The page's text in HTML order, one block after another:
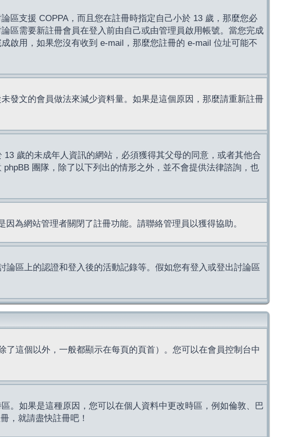
區支援 COPPA，而且您在註冊時指定自己小於 13 歲，那麼您必
區需要新註冊會員在登入前由自己或由管理員啟用帳號。當您完成
啟用，如果您沒有收到 e-mail，那麼您註冊的 e-mail 位址可能不
發文的會員做法來減少資料量。如果是這個原因，那麼請重新註冊
歲的未成年人資訊的網站，必須獲得其父母的同意，或者其他合
團隊，除了以下列出的情形之外，並不會提供法律諮詢，也
為網站管理者關閉了註冊功能。請聯絡管理員以獲得協助。
論區上的認證和登入後的活動記錄等。假如您有登入或登出討論區
了這個以外，一般都顯示在每頁的頁首）。您可以在會員控制台中
。如果是這種原因，您可以在個人資料中更改時區，例如倫敦、巴
，就請盡快註冊吧！